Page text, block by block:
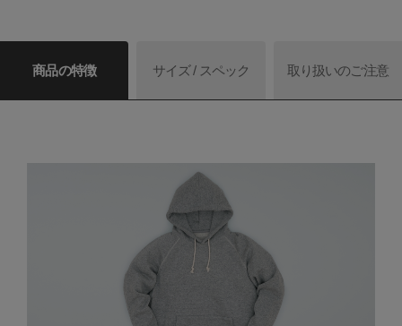
商品の特徴 サイズ / スペック 取り扱いのご注意